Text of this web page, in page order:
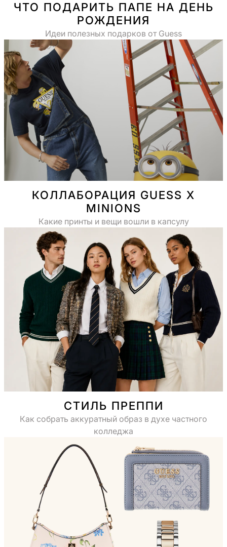
ЧТО ПОДАРИТЬ ПАПЕ НА ДЕНЬ
РОЖДЕНИЯ
Идеи полезных подарков от Guess
КОЛЛАБОРАЦИЯ GUESS X
MINIONS
Какие принты и вещи вошли в капсулу
СТИЛЬ ПРЕППИ
Как собрать аккуратный образ в духе частного
колледжа